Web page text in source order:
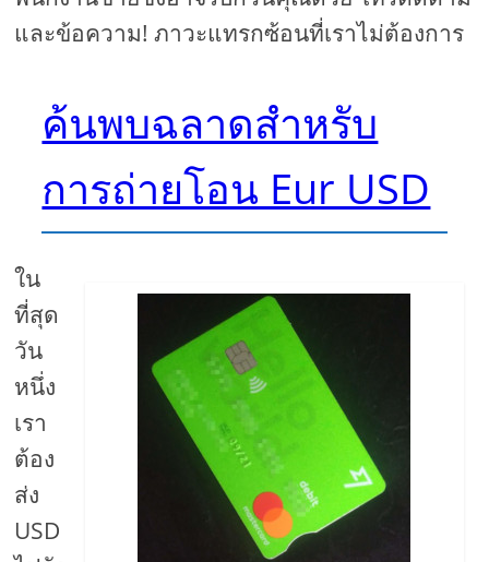
และข้อความ! ภาวะแทรกซ้อนที่เราไม่ต้องการ
ค้นพบฉลาดสำหรับ
การถ่ายโอน Eur USD
ใน
ที่สุด
วัน
หนึ่ง
เรา
ต้อง
ส่ง
USD